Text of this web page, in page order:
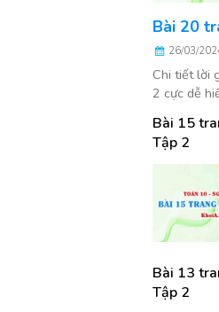
Bài 20
26/03/
Chi tiết lời
2 cực dễ
Bài 15
Tập 2
Bài 13
Tập 2